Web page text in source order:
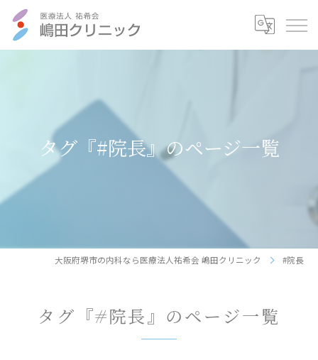
タグ『#院長』のページ一覧
大阪府堺市の内科なら医療法人祐希会 嶋田クリニック #院長
タグ『#院長』のページ一覧